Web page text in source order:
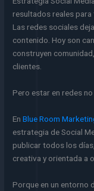
resultados reales para
Las redes sociales
contenido. Hoy son
construyen
clientes.
Pero estar en redes
EnBlue Room
estrategia de Social
publicar todos los
creativa y orientada a
Porque en un entorno